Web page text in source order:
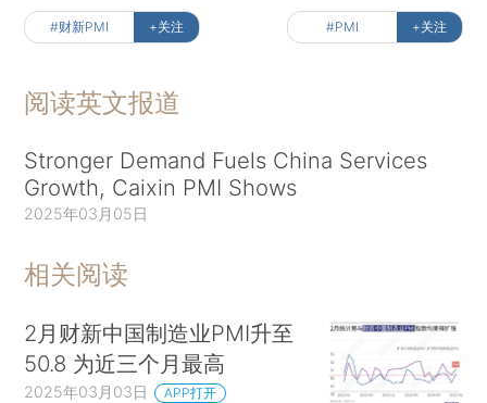
#财新PMI +关注 #PMI +关注
阅读英文报道
Stronger Demand Fuels China Services
Growth, Caixin PMI Shows
2025年03月05日
相关阅读
2月财新中国制造业PMI升至
50.8 为近三个月最高
2025年03月03日 APP打开